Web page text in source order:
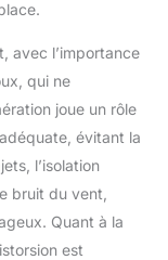
Un autre
et est
votre
du front. Le
(en cm) :
en mesurant
Ce modèle
avec l’importance
qui ne
joue un rôle
évitant la
l’isolation
bruit du vent,
Quant à la
est